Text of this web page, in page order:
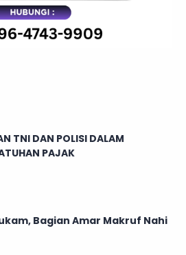
TNI DAN POLISI DALAM
PAJAK
Bagian Amar Makruf Nahi